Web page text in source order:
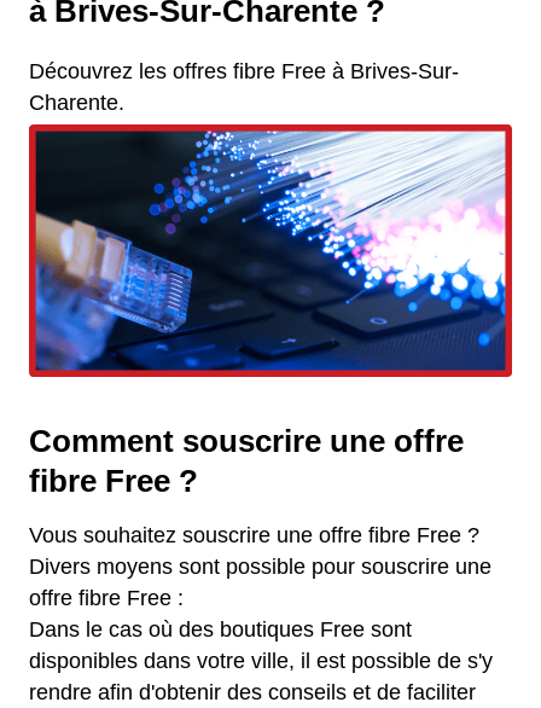
à Brives-Sur-Charente ?
Découvrez les offres fibre Free à Brives-Sur-
Charente.
Comment souscrire une offre
fibre Free ?
Vous souhaitez souscrire une offre fibre Free ?
Divers moyens sont possible pour souscrire une
offre fibre Free :
Dans le cas où des boutiques Free sont
disponibles dans votre ville, il est possible de s'y
rendre afin d'obtenir des conseils et de faciliter